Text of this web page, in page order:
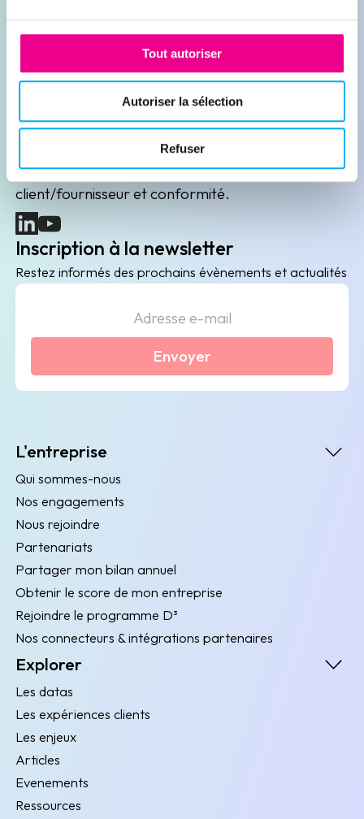
Tout autoriser
Autoriser la sélection
Refuser
Demander une démonstration
Leader de l'information sur les entreprises depuis
plus de 130 ans, ELLISPHERE accompagne les
acteurs économiques dans leurs problématiques
B2B de data marketing, gestion des risques
client/fournisseur et conformité.
(nouvelle fenêtre)
(nouvelle fenêtre)
Inscription à la newsletter
Restez informés des prochains évènements et actualités
Envoyer
L'entreprise
Qui sommes-nous
Nos engagements
Nous rejoindre
Partenariats
Partager mon bilan annuel
Obtenir le score de mon entreprise
Rejoindre le programme D³
Nos connecteurs & intégrations partenaires
Explorer
Les datas
Les expériences clients
Les enjeux
Articles
Evenements
Ressources